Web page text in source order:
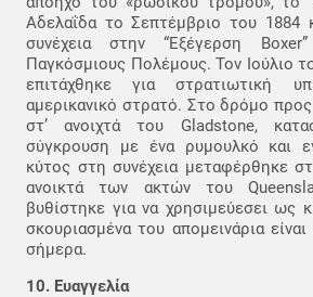
Αδελαΐδα το Σεπτέμβριο του 1884
συνέχεια στην “Εξέγερση
Παγκόσμιους Πολέμους. Τον Ιούλιο
επιτάχθηκε για στρατιωτική
αμερικανικό στρατό. Στο δρόμο
στ’ ανοιχτά του Gladstone,
σύγκρουση με ένα ρυμουλκό και
κύτος στη συνέχεια μεταφέρθηκε
ανοικτά των ακτών του
βυθίστηκε για να χρησιμεύεσει ως
σκουριασμένα του απομεινάρια
σήμερα.
10. Ευαγγελία